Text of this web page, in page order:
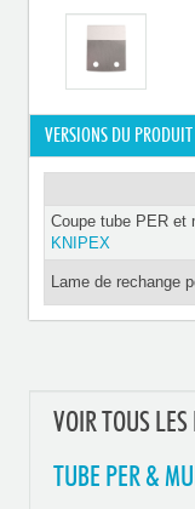
VERSIONS DU PRODUIT
Coupe tube PER et
KNIPEX
Lame de rechange
VOIR TOUS
TUBE PER &